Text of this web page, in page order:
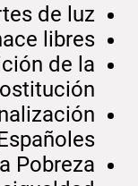
de luz'
libres'
de la
Pobreza